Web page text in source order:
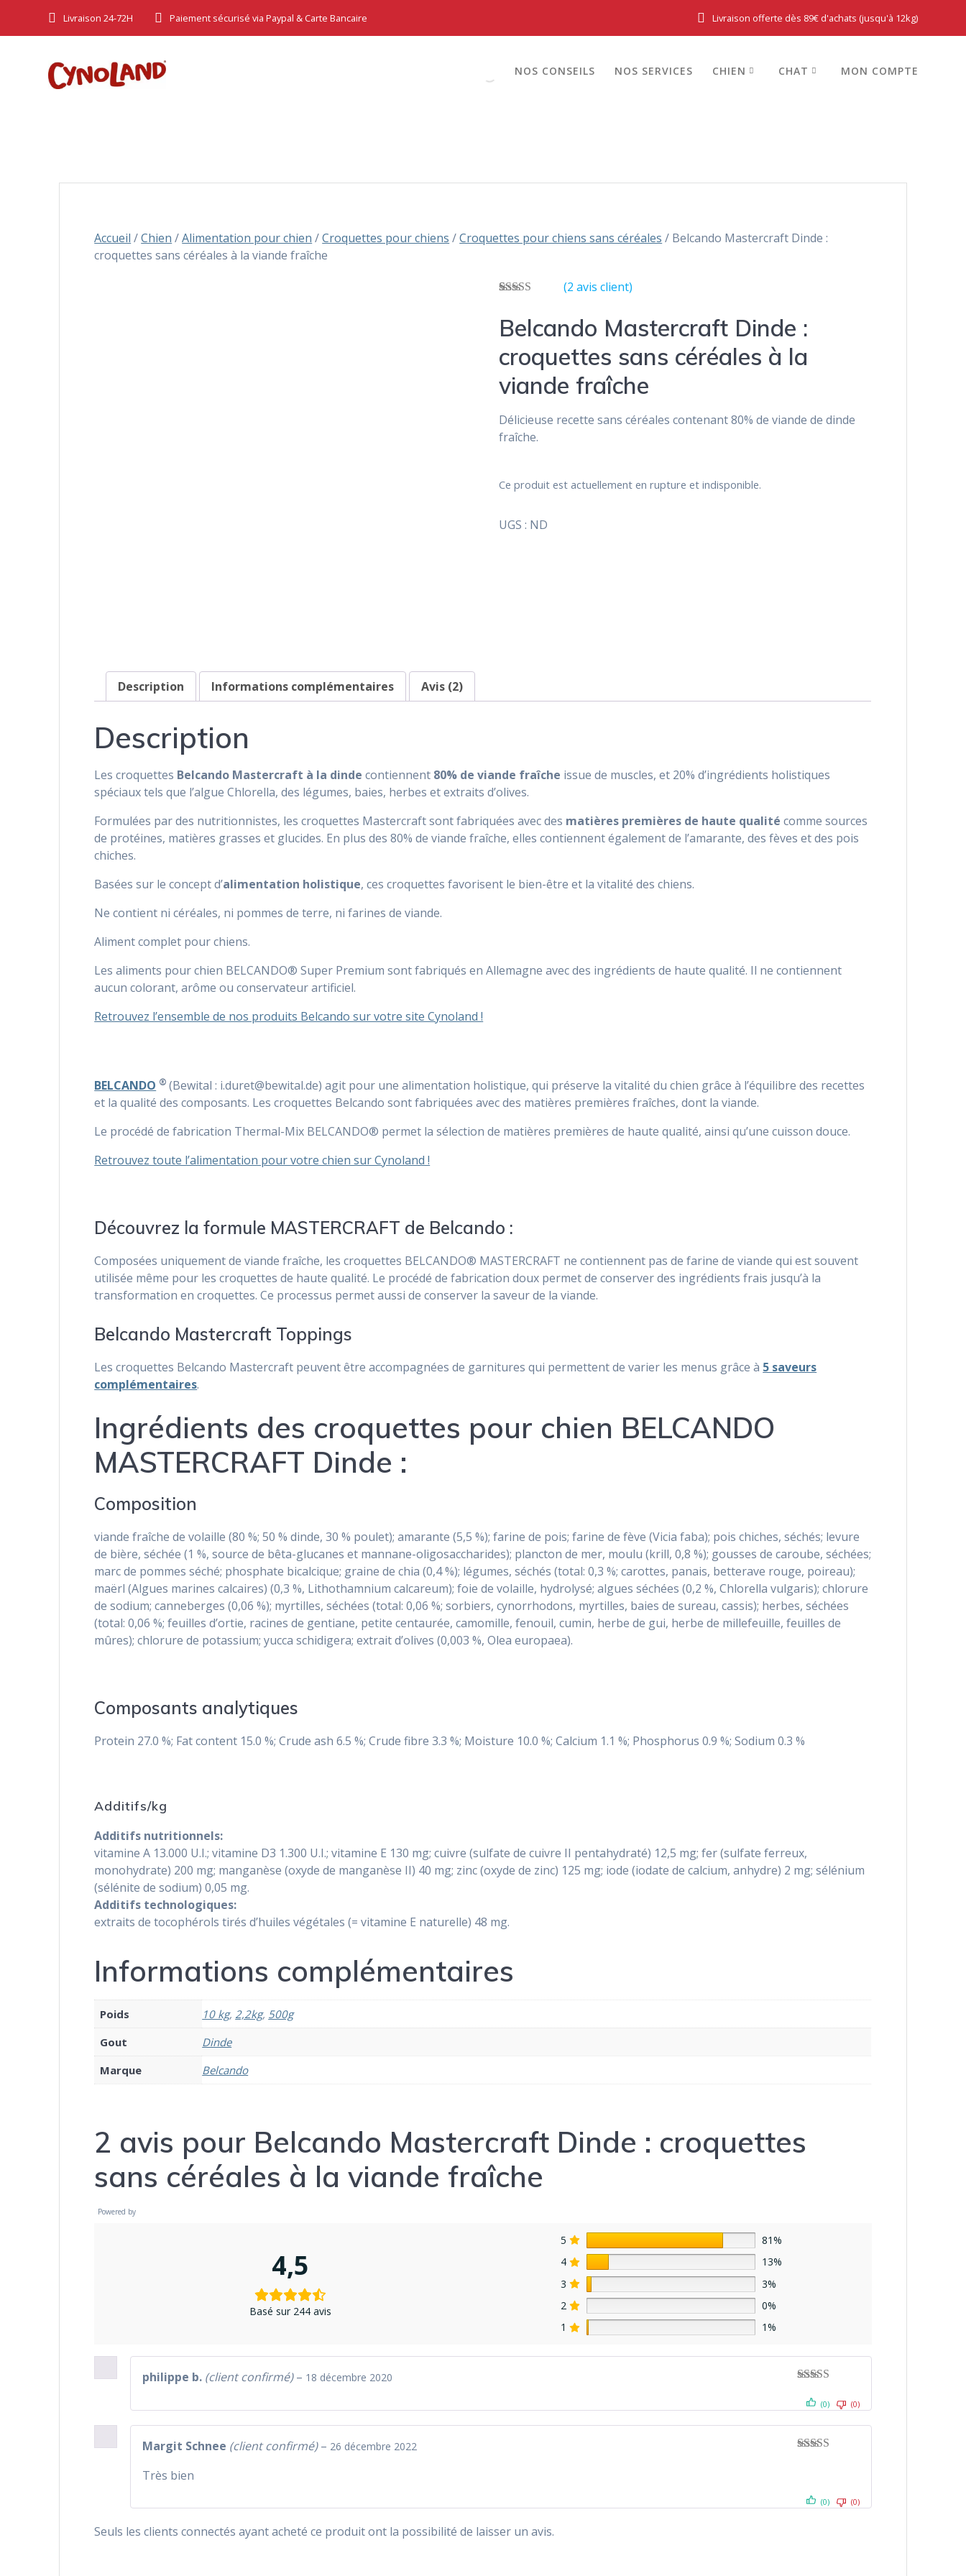
Livraison 24-72H Paiement sécurisé via Paypal & Carte Bancaire Livraison offerte dès 89€ d'achats (jusqu'à 12kg)
NOS CONSEILS NOS SERVICES CHIEN CHAT MON COMPTE
Accueil /Chien /Alimentation pour chien /Croquettes pour chiens /Croquettes pour chiens sans céréales / Belcando Mastercraft Dinde :
croquettes sans céréales à la viande fraîche
sur
notations
(2 avis client)
Belcando Mastercraft Dinde :
croquettes sans céréales à la
viande fraîche
Délicieuse recette sans céréales contenant 80% de viande de dinde
fraîche.
Ce produit est actuellement en rupture et indisponible.
UGS : ND
Description Informations complémentaires Avis (2)
Description
Les croquettes Belcando Mastercraft à la dinde contiennent 80% de viande fraîche issue de muscles, et 20% d’ingrédients holistiques
spéciaux tels que l’algue Chlorella, des légumes, baies, herbes et extraits d’olives.
Formulées par des nutritionnistes, les croquettes Mastercraft sont fabriquées avec des matières premières de haute qualité comme sources
de protéines, matières grasses et glucides. En plus des 80% de viande fraîche, elles contiennent également de l’amarante, des fèves et des pois
chiches.
Basées sur le concept d’alimentation holistique, ces croquettes favorisent le bien-être et la vitalité des chiens.
Ne contient ni céréales, ni pommes de terre, ni farines de viande.
Aliment complet pour chiens.
Les aliments pour chien BELCANDO® Super Premium sont fabriqués en Allemagne avec des ingrédients de haute qualité. Il ne contiennent
aucun colorant, arôme ou conservateur artificiel.
Retrouvez l’ensemble de nos produits Belcando sur votre site Cynoland !
BELCANDO ® (Bewital : i.duret@bewital.de) agit pour une alimentation holistique, qui préserve la vitalité du chien grâce à l’équilibre des recettes
et la qualité des composants. Les croquettes Belcando sont fabriquées avec des matières premières fraîches, dont la viande.
Le procédé de fabrication Thermal-Mix BELCANDO® permet la sélection de matières premières de haute qualité, ainsi qu’une cuisson douce.
Retrouvez toute l’alimentation pour votre chien sur Cynoland !
Découvrez la formule MASTERCRAFT de Belcando :
Composées uniquement de viande fraîche, les croquettes BELCANDO® MASTERCRAFT ne contiennent pas de farine de viande qui est souvent
utilisée même pour les croquettes de haute qualité. Le procédé de fabrication doux permet de conserver des ingrédients frais jusqu’à la
transformation en croquettes. Ce processus permet aussi de conserver la saveur de la viande.
Belcando Mastercraft Toppings
Les croquettes Belcando Mastercraft peuvent être accompagnées de garnitures qui permettent de varier les menus grâce à 5 saveurs
complémentaires.
Ingrédients des croquettes pour chien BELCANDO
MASTERCRAFT Dinde :
Composition
viande fraîche de volaille (80 %; 50 % dinde, 30 % poulet); amarante (5,5 %); farine de pois; farine de fève (Vicia faba); pois chiches, séchés; levure
de bière, séchée (1 %, source de bêta-glucanes et mannane-oligosaccharides); plancton de mer, moulu (krill, 0,8 %); gousses de caroube, séchées;
marc de pommes séché; phosphate bicalcique; graine de chia (0,4 %); légumes, séchés (total: 0,3 %; carottes, panais, betterave rouge, poireau);
maërl (Algues marines calcaires) (0,3 %, Lithothamnium calcareum); foie de volaille, hydrolysé; algues séchées (0,2 %, Chlorella vulgaris); chlorure
de sodium; canneberges (0,06 %); myrtilles, séchées (total: 0,06 %; sorbiers, cynorrhodons, myrtilles, baies de sureau, cassis); herbes, séchées
(total: 0,06 %; feuilles d’ortie, racines de gentiane, petite centaurée, camomille, fenouil, cumin, herbe de gui, herbe de millefeuille, feuilles de
mûres); chlorure de potassium; yucca schidigera; extrait d’olives (0,003 %, Olea europaea).
Composants analytiques
Protein 27.0 %; Fat content 15.0 %; Crude ash 6.5 %; Crude fibre 3.3 %; Moisture 10.0 %; Calcium 1.1 %; Phosphorus 0.9 %; Sodium 0.3 %
Additifs/kg
Additifs nutritionnels:
vitamine A 13.000 U.I.; vitamine D3 1.300 U.I.; vitamine E 130 mg; cuivre (sulfate de cuivre II pentahydraté) 12,5 mg; fer (sulfate ferreux,
monohydrate) 200 mg; manganèse (oxyde de manganèse II) 40 mg; zinc (oxyde de zinc) 125 mg; iode (iodate de calcium, anhydre) 2 mg; sélénium
(sélénite de sodium) 0,05 mg.
Additifs technologiques:
extraits de tocophérols tirés d’huiles végétales (= vitamine E naturelle) 48 mg.
Informations complémentaires
Poids 10 kg,2,2kg, 500g
Gout
Dinde
Marque
Belcando
2 avis pour Belcando Mastercraft Dinde : croquettes
sans céréales à la viande fraîche
Powered by
4,5
Basé sur 244 avis
5
81%
4
13%
3
3%
2
0%
1
1%
philippe b. (client confirmé) – 18 décembre 2020
(0) (0)
Margit Schnee (client confirmé) – 26 décembre 2022
Très bien
(0) (0)
Seuls les clients connectés ayant acheté ce produit ont la possibilité de laisser un avis.